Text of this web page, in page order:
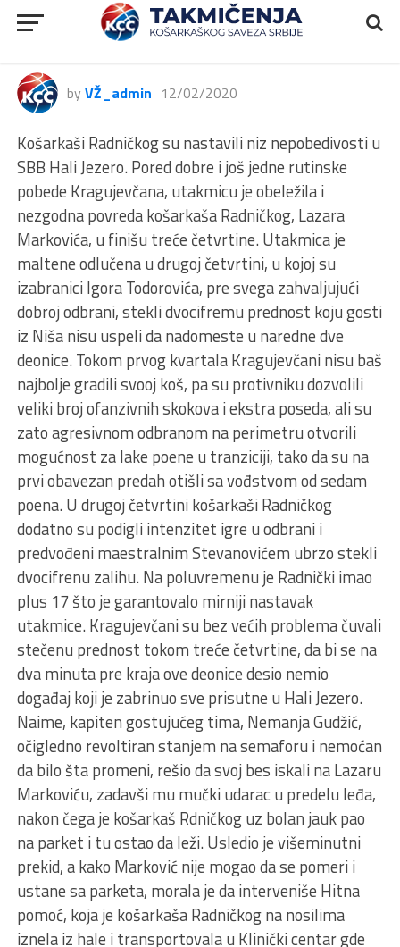
2MLS, Radnički d.o.o. –
Konstantin, 87:65
by VŽ_admin 12/02/2020
Košarkaši Radničkog su nastavili niz nepobedivosti u
SBB Hali Jezero. Pored dobre i još jedne rutinske
pobede Kragujevčana, utakmicu je obeležila i
nezgodna povreda košarkaša Radničkog, Lazara
Markovića, u finišu treće četvrtine. Utakmica je
maltene odlučena u drugoj četvrtini, u kojoj su
izabranici Igora Todorovića, pre svega zahvaljujući
dobroj odbrani, stekli dvocifremu prednost koju gosti
iz Niša nisu uspeli da nadomeste u naredne dve
deonice. Tokom prvog kvartala Kragujevčani nisu baš
najbolje gradili svooj koš, pa su protivniku dozvolili
veliki broj ofanzivnih skokova i ekstra poseda, ali su
zato agresivnom odbranom na perimetru otvorili
mogućnost za lake poene u tranziciji, tako da su na
prvi obavezan predah otišli sa vođstvom od sedam
poena. U drugoj četvrtini košarkaši Radničkog
dodatno su podigli intenzitet igre u odbrani i
predvođeni maestralnim Stevanovićem ubrzo stekli
dvocifrenu zalihu. Na poluvremenu je Radnički imao
plus 17 što je garantovalo mirniji nastavak
utakmice. Kragujevčani su bez većih problema čuvali
stečenu prednost tokom treće četvrtine, da bi se na
dva minuta pre kraja ove deonice desio nemio
događaj koji je zabrinuo sve prisutne u Hali Jezero.
Naime, kapiten gostujućeg tima, Nemanja Gudžić,
očigledno revoltiran stanjem na semaforu i nemoćan
da bilo šta promeni, rešio da svoj bes iskali na Lazaru
Markoviću, zadavši mu mučki udarac u predelu leđa,
nakon čega je košarkaš Rdničkog uz bolan jauk pao
na parket i tu ostao da leži. Usledio je višeminutni
prekid, a kako Marković nije mogao da se pomeri i
ustane sa parketa, morala je da interveniše Hitna
pomoć, koja je košarkaša Radničkog na nosilima
iznela iz hale i transportovala u Klinički centar gde